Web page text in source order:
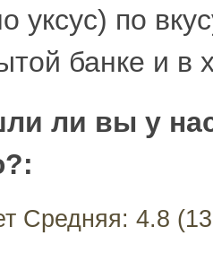
уксус) по
банке и в
ли вы у
Средняя: 4.8 (13